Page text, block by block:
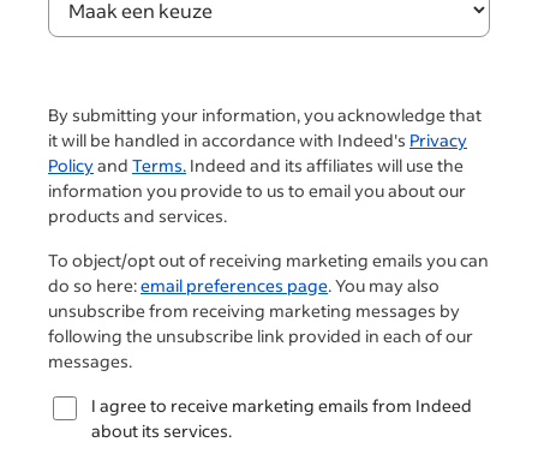
By submitting your information, you acknowledge that
it will be handled in accordance with Indeed's Privacy
Policyand Terms. Indeed and its affiliates will use the
information you provide to us to email you about our
products and services.
To object/opt out of receiving marketing emails you can
do so here:email preferences page. You may also
unsubscribe from receiving marketing messages by
following the unsubscribe link provided in each of our
messages.
I agree to receive marketing emails from Indeed
about its services.